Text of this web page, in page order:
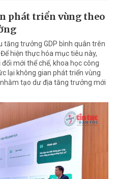
phát triển vùng theo
tăng trưởng GDP bình quân trên
hiện thực hóa mục tiêu này,
mới thể chế, khoa học công
lại không gian phát triển vùng
tạo dư địa tăng trưởng mới